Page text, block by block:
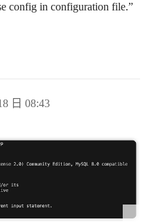
config in configuration file.”
日 08:43